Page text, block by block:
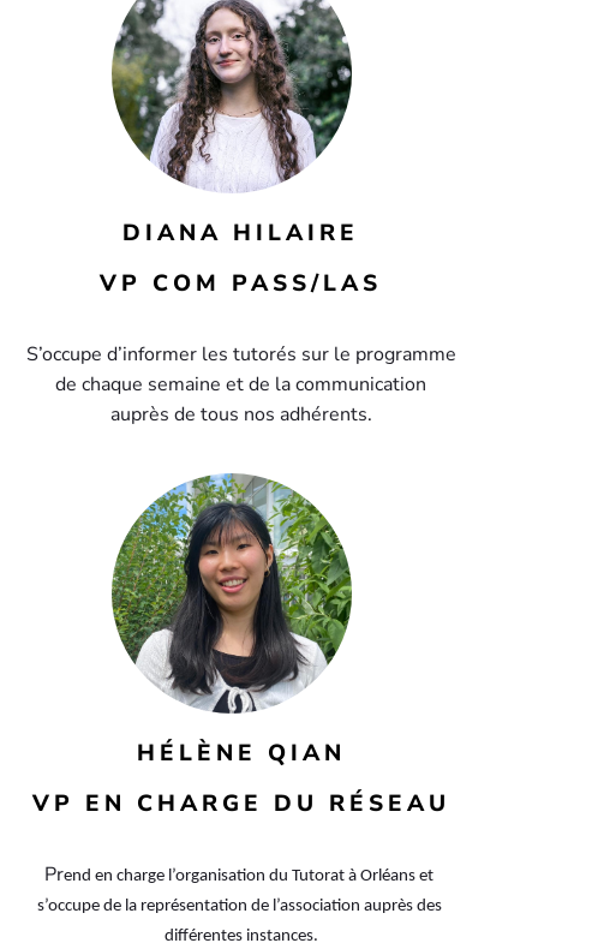
DIANA HILAIRE
VP COM PASS/LAS
S’occupe d’informer les tutorés sur le programme
de chaque semaine et de la communication
auprès de tous nos adhérents.
HÉLÈNE QIAN
VP EN CHARGE DU RÉSEAU
Prend en charge l’organisation du Tutorat à Orléans et
s’occupe de la représentation de l’association auprès des
différentes instances.